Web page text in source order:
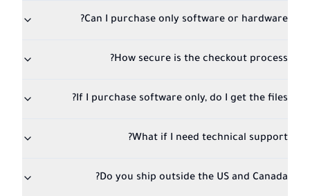
Can I purchase only software or hardware?
How secure is the checkout process?
If I purchase software only, do I get the files?
What if I need technical support?
Do you ship outside the US and Canada?